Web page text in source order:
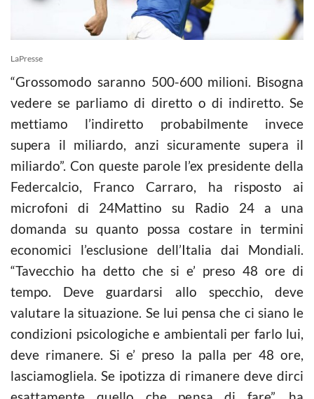
LaPresse
“Grossomodo saranno 500-600 milioni. Bisogna
vedere se parliamo di diretto o di indiretto. Se
mettiamo l’indiretto probabilmente invece
supera il miliardo, anzi sicuramente supera il
miliardo”. Con queste parole l’ex presidente della
Federcalcio, Franco Carraro, ha risposto ai
microfoni di 24Mattino su Radio 24 a una
domanda su quanto possa costare in termini
economici l’esclusione dell’Italia dai Mondiali.
“Tavecchio ha detto che si e’ preso 48 ore di
tempo. Deve guardarsi allo specchio, deve
valutare la situazione. Se lui pensa che ci siano le
condizioni psicologiche e ambientali per farlo lui,
deve rimanere. Si e’ preso la palla per 48 ore,
lasciamogliela. Se ipotizza di rimanere deve dirci